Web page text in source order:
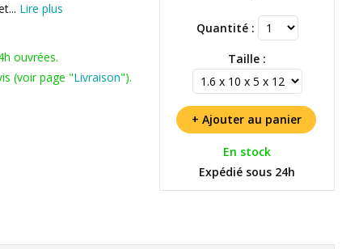
Quantité :
Taille :
En stock
Expédié sous 24h
Lire plus
ouvrées.
(voir page "Livraison").